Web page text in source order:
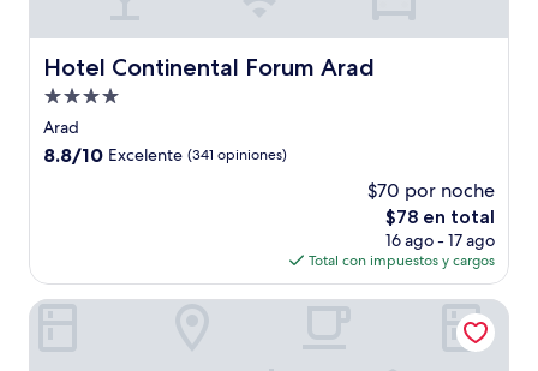
Hotel Continental Forum Arad
Hotel Continental Forum Arad
Propiedad
de
4.0
Arad
8.8
8.8/10 Excelente (341 opiniones)
$70 por noche
El
precio
actual
es
de
$78 en total
16 ago - 17 ago
Total con impuestos y cargos
Aniroc Signature Hotel